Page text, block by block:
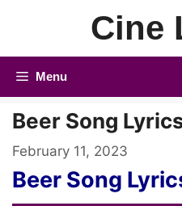
Cine
Menu
Beer Song
February 11, 2023
Beer Song